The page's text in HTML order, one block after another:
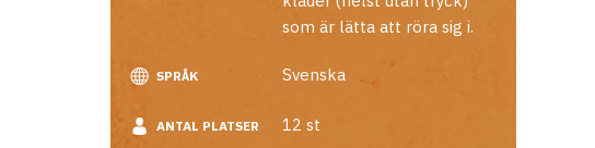
som är lätta att röra sig i.
SPRÅK Svenska
ANTAL PLATSER 12 st